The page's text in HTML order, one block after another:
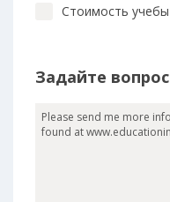
Стоимость учебы
Задайте вопрос